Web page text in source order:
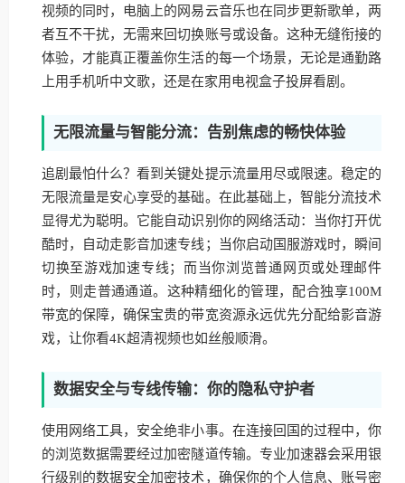
视频的同时，电脑上的网易云音乐也在同步更新歌单，两
者互不干扰，无需来回切换账号或设备。这种无缝衔接的
体验，才能真正覆盖你生活的每一个场景，无论是通勤路
上用手机听中文歌，还是在家用电视盒子投屏看剧。
无限流量与智能分流：告别焦虑的畅快体验
追剧最怕什么？看到关键处提示流量用尽或限速。稳定的
无限流量是安心享受的基础。在此基础上，智能分流技术
显得尤为聪明。它能自动识别你的网络活动：当你打开优
酷时，自动走影音加速专线；当你启动国服游戏时，瞬间
切换至游戏加速专线；而当你浏览普通网页或处理邮件
时，则走普通通道。这种精细化的管理，配合独享100M
带宽的保障，确保宝贵的带宽资源永远优先分配给影音游
戏，让你看4K超清视频也如丝般顺滑。
数据安全与专线传输：你的隐私守护者
使用网络工具，安全绝非小事。在连接回国的过程中，你
的浏览数据需要经过加密隧道传输。专业加速器会采用银
行级别的数据安全加密技术，确保你的个人信息、账号密